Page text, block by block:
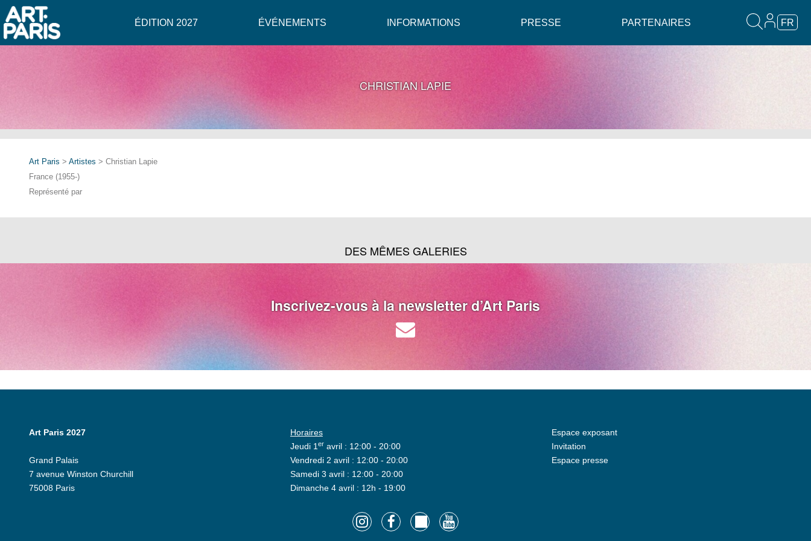
ÉDITION 2027 ÉVÉNEMENTS INFORMATIONS PRESSE PARTENAIRES FR
CHRISTIAN LAPIE
Art Paris > Artistes > Christian Lapie
France (1955-)
Représenté par
DES MÊMES GALERIES
Inscrivez-vous à la newsletter d’Art Paris
Art Paris 2027
Grand Palais
7 avenue Winston Churchill
75008 Paris
Horaires
Jeudi 1eravril : 12:00 - 20:00
Vendredi 2 avril : 12:00 - 20:00
Samedi 3 avril : 12:00 - 20:00
Dimanche 4 avril : 12h - 19:00
Espace exposant
Invitation
Espace presse